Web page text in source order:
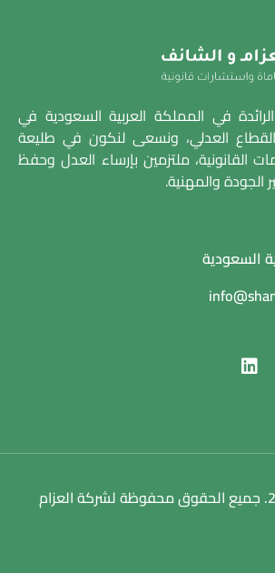
في المملكة العربية السعودية في
العدلي، ونسعى لنكون في طليعة
القانونية، ملتزمين بإرساء العدل وحفظ
الجودة والمهنية.
السعودية
© حقوق النشر 2026. جميع الحقوق محفوظة لشركة العزام